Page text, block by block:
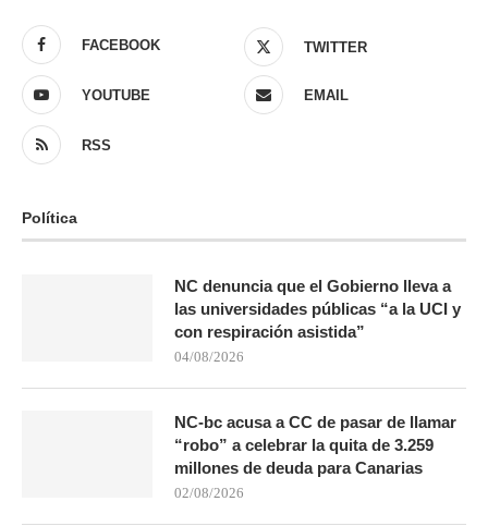
FACEBOOK TWITTER
YOUTUBE EMAIL
RSS
Política
NC denuncia que el Gobierno lleva a
las universidades públicas “a la UCI y
con respiración asistida”
04/08/2026
NC-bc acusa a CC de pasar de llamar
“robo” a celebrar la quita de 3.259
millones de deuda para Canarias
02/08/2026